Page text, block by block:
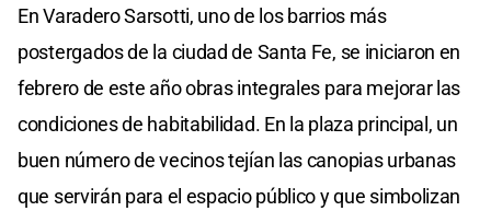
En Varadero Sarsotti, uno de los barrios más
postergados de la ciudad de Santa Fe, se iniciaron en
febrero de este año obras integrales para mejorar las
condiciones de habitabilidad. En la plaza principal, un
buen número de vecinos tejían las canopias urbanas
que servirán para el espacio público y que simbolizan